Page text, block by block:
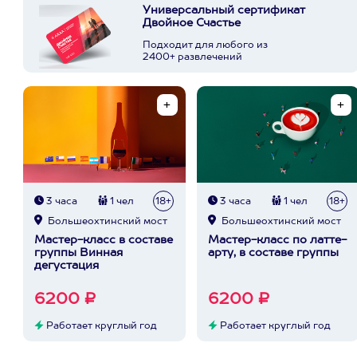
Универсальный сертификат
Двойное Счастье
Подходит для любого из
2400+ развлечений
3 часа 1 чел 18+
Большеохтинский мост
Мастер-класс в составе
группы Винная
дегустация
6200 ₽
Работает круглый год
3 часа 1 чел 18+
Большеохтинский мост
Мастер-класс по латте-
арту, в составе группы
6200 ₽
Работает круглый год